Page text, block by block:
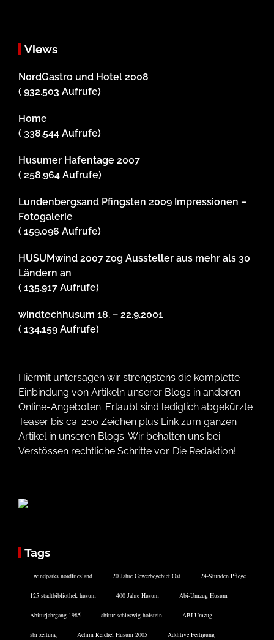
Views
NordGastro und Hotel 2008
( 932.503 Aufrufe)
Home
( 338.544 Aufrufe)
Husumer Hafentage 2007
( 258.964 Aufrufe)
Lundenbergsand Pfingsten 2009 Impressionen –
Fotogalerie
( 159.096 Aufrufe)
HUSUMwind 2007 zog Aussteller aus mehr als 30
Ländern an
( 135.917 Aufrufe)
windtechhusum 18. – 22.9.2001
( 134.159 Aufrufe)
Hiermit untersagen wir strengstens die komplette
Einbindung von Artikeln unserer Blogs in anderen
Online-Angeboten. Erlaubt sind lediglich abgekürzte
Teaser bis ca. 200 Zeichen plus Link zum ganzen
Artikel in unseren Blogs. Wir behalten uns bei
Verstössen rechtliche Schritte vor. Die Redaktion!
Tags
. windparks nordfriesland 20 Jahre Gewerbegebiet Ost 24-Stunden Pflege
125 stadtbibliothek husum 400 Jahre Husum Abi-Umzug Husum
Abiturjahrgang 1985 abitur schleswig holstein ABI Umzug
abi zeitung Achim Reichel Husum 2005 Additive Fertigung